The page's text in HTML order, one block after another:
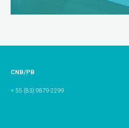
CNB/PB
+ 55 (83) 9879-2299